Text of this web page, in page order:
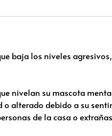
baja los niveles
nivelan su mascota
o alterado debido a su
de la casa o